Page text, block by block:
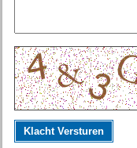
Klacht Versturen